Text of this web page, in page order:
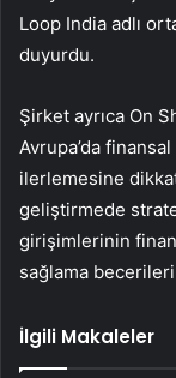
Loop India adlı
duyurdu.
Şirket ayrıca On
Avrupa’da
ilerlemesine
geliştirmede
girişimlerinin
sağlama
İlgili Makaleler